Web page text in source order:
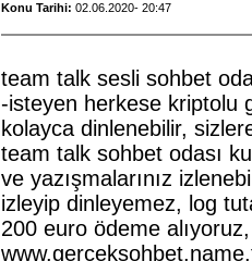
Konu Tarihi: 02.06.2020- 20:47
team talk sesli sohbet
-isteyen herkese kriptolu
kolayca dinlenebilir,
team talk sohbet odası
ve yazışmalarınız
izleyip dinleyemez, log
200 euro ödeme